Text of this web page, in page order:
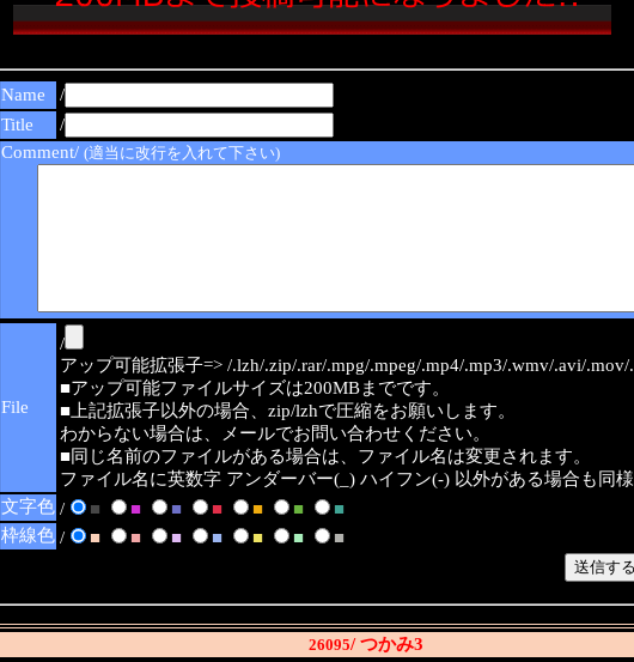
Name
/
Title
/
Comment/ (適当に改行を入れて下さい)
File
/
アップ可能拡張子=> /.lzh/.zip/.rar/.mpg/.mpeg/.mp4/.mp3/.wmv/.avi/.mov/
■アップ可能ファイルサイズは200MBまでです。
■上記拡張子以外の場合、zip/lzhで圧縮をお願いします。
わからない場合は、メールでお問い合わせください。
■同じ名前のファイルがある場合は、ファイル名は変更されます。
ファイル名に英数字 アンダーバー(_) ハイフン(-) 以外がある場合も同
文字色 / ■ ■ ■ ■ ■ ■
■
枠線色 / ■ ■ ■ ■ ■ ■ ■
26095/ つかみ3